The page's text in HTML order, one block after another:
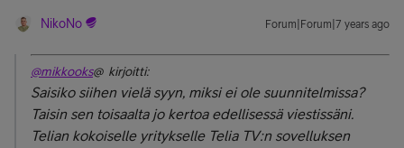
NikoNo Forum|Forum|7 years ago
@mikkooks@ kirjoitti:
Saisiko siihen vielä syyn, miksi ei ole suunnitelmissa?
Taisin sen toisaalta jo kertoa edellisessä viestissäni.
Telian kokoiselle yritykselle Telia TV:n sovelluksen